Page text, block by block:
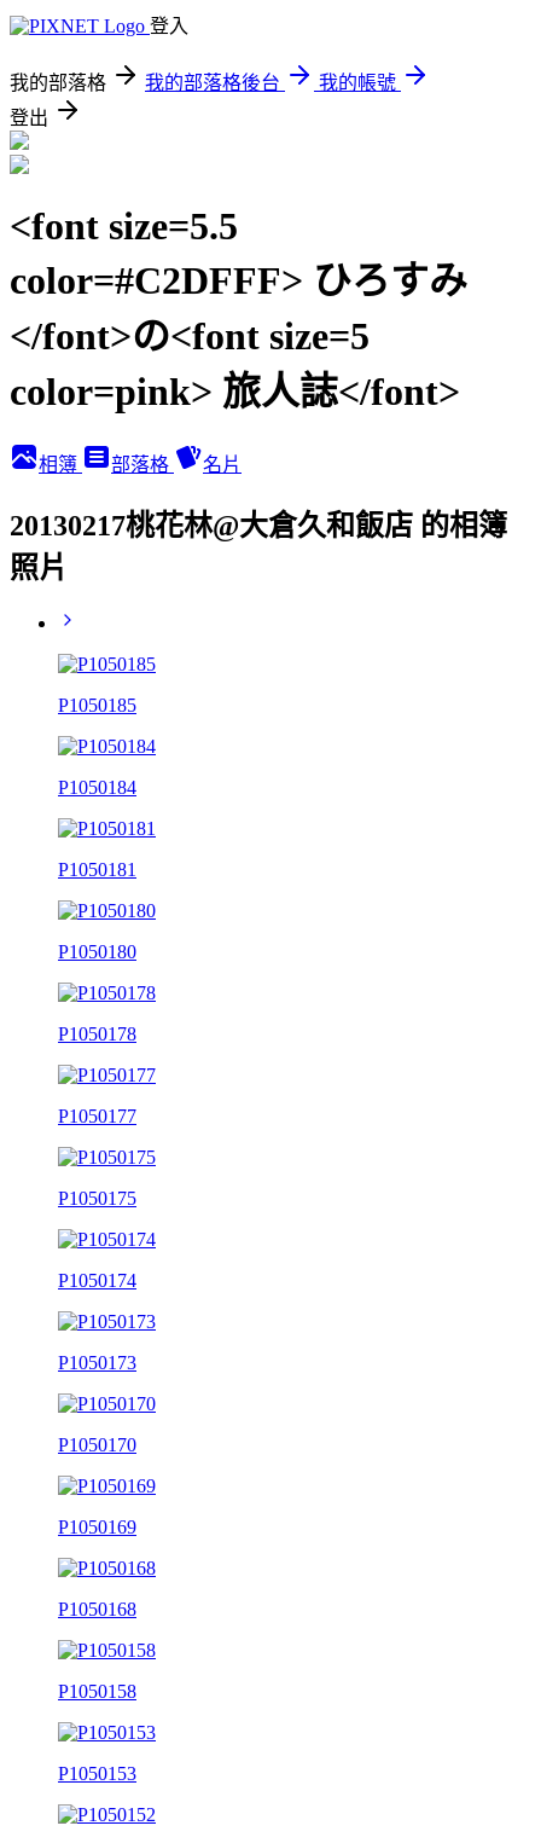
登入
我的部落格 我的部落格後台
我的帳號
登出
<font size=5.5
color=#C2DFFF> ひろすみ
</font>の<font size=5
color=pink> 旅人誌</font>
相簿 部落格 名片
20130217桃花林@大倉久和飯店 的相簿
照片
P1050185
P1050184
P1050181
P1050180
P1050178
P1050177
P1050175
P1050174
P1050173
P1050170
P1050169
P1050168
P1050158
P1050153